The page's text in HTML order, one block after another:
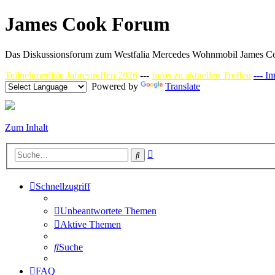
James Cook Forum
Das Diskussionsforum zum Westfalia Mercedes Wohnmobil James
Teilnehmerliste Jahrestreffen 2026 --- Infos zu aktuellen Treffen ---
Powered by
Translate
Zum Inhalt
Suche
Schnellzugriff
Unbeantwortete Themen
Aktive Themen
Suche
FAQ